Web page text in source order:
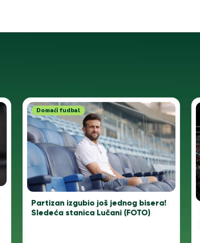
Domaći fudbal
Partizan izgubio još jednog bisera!
Sledeća stanica Lučani (FOTO)